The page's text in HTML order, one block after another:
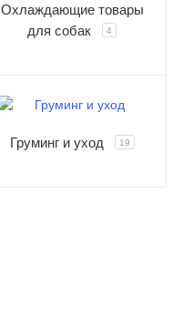
Охлаждающие товары
для собак
4
Груминг и уход 19